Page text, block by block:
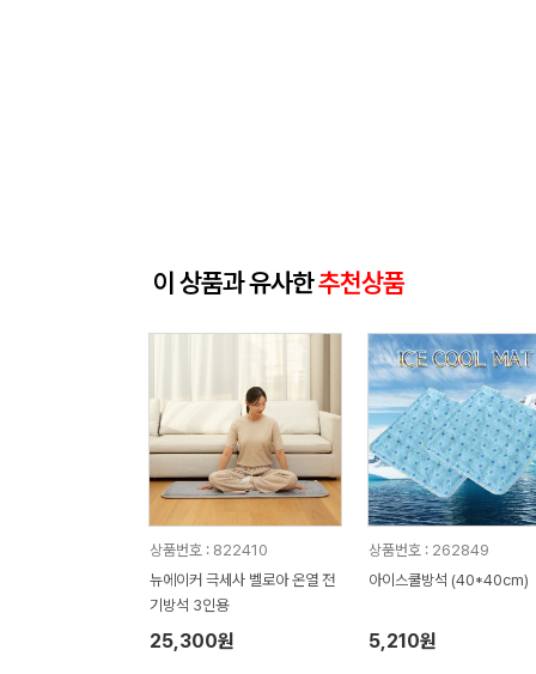
이 상품과 유사한추천상품
상품번호 : 822410
뉴에이커 극세사 벨로아 온열 전
기방석 3인용
25,300원
상품번호 : 262849
아이스쿨방석 (40*40cm)
5,210원